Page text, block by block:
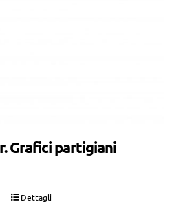
Grafici partigiani
Dettagli